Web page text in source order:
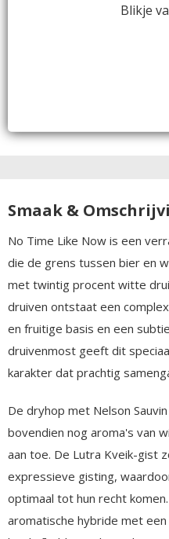
Blikje
Smaak &
No Time Like Now is een
die de grens tussen bier en
met twintig procent witte
druiven ontstaat een
en fruitige basis en een
druivenmost geeft dit
karakter dat prachtig
De dryhop met Nelson
bovendien nog aroma's van
aan toe. De Lutra Kveik-gist
expressieve gisting,
optimaal tot hun recht
aromatische hybride met